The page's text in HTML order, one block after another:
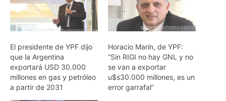
El presidente de YPF dijo
que la Argentina
exportará USD 30.000
millones en gas y petróleo
a partir de 2031
Horacio Marín, de YPF:
“Sin RIGI no hay GNL y no
se van a exportar
u$s30.000 millones, es un
error garrafal”